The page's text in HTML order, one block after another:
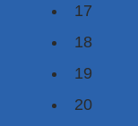
17
18
19
20